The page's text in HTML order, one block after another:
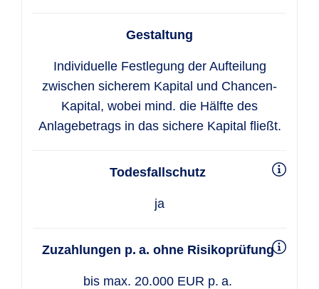
Gestaltung
Individuelle Festlegung der Aufteilung
zwischen sicherem Kapital und Chancen-
Kapital, wobei mind. die Hälfte des
Anlagebetrags in das sichere Kapital fließt.
Todesfallschutz
ja
Zuzahlungen p. a. ohne Risikoprüfung​
bis max. 20.000 EUR p. a. ​